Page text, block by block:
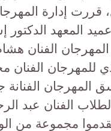
قررت إدارة
المعهد الدكتور
المهرجان الفنان
للمهرجان الفنان
المهرجان الفنانة
الفنان عبد
مجموعة من